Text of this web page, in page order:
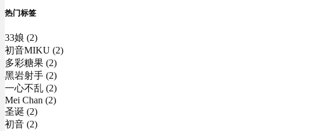
热门标签
33娘 (2)
初音MIKU (2)
多彩糖果 (2)
黑岩射手 (2)
一心不乱 (2)
Mei Chan (2)
圣诞 (2)
初音 (2)